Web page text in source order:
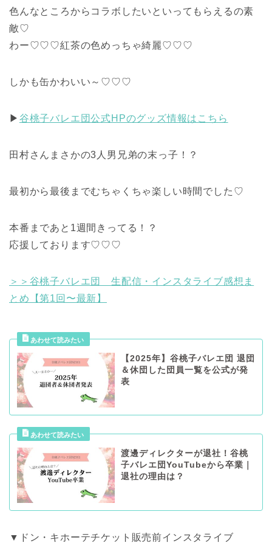
色んなところからコラボしたいといってもらえるの素
敵♡
わー♡♡♡紅茶の色めっちゃ綺麗♡♡♡
しかも缶かわいい～♡♡♡
▶ 谷桃子バレエ団公式HPのグッズ情報はこちら
田村さんまさかの3人男兄弟の末っ子！？
最初から最後までむちゃくちゃ楽しい時間でした♡
本番まであと1週間きってる！？
応援しております♡♡♡
＞＞谷桃子バレエ団 生配信・インスタライブ感想ま
とめ【第1回〜最新】
【2025年】谷桃子バレエ団 退団
＆休団した団員一覧を公式が発
表
渡邊ディレクターが退社！谷桃
子バレエ団YouTubeから卒業｜
退社の理由は？
▼ドン・キホーテチケット販売前インスタライブ